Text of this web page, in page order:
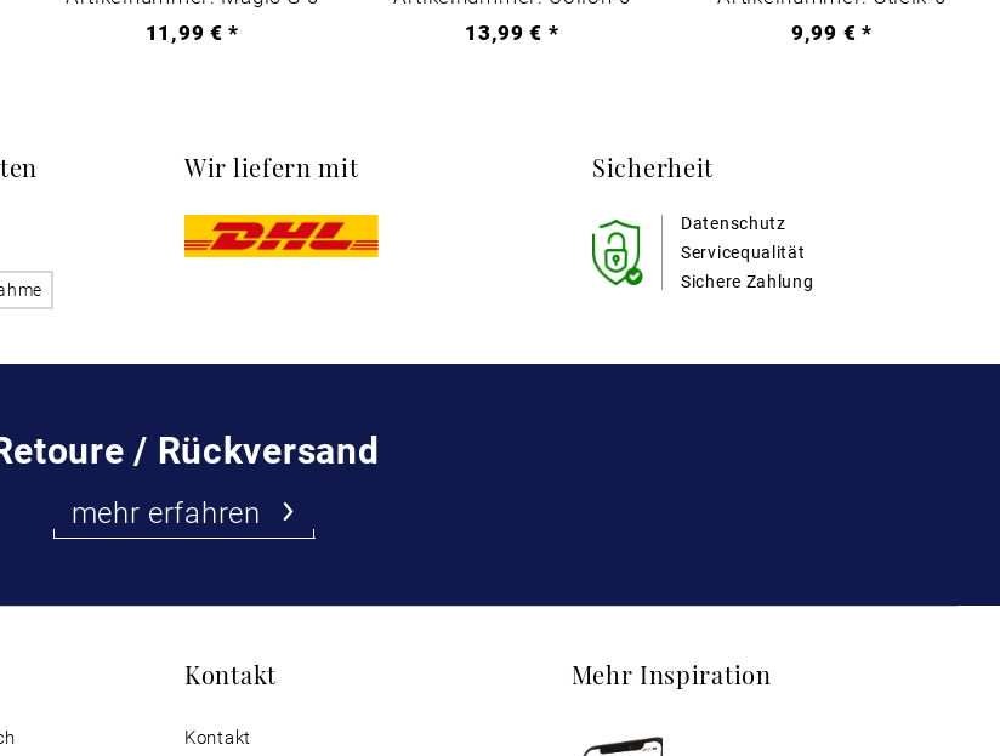
11,99 € *
13,99 € *
9,99 € *
/ Rückversand
mehr erfahren
Wir liefern mit Sicherheit
Datenschutz
Sichere Zahlung
Servicequalität
Kontakt
Kontakt
Mehr Inspiration